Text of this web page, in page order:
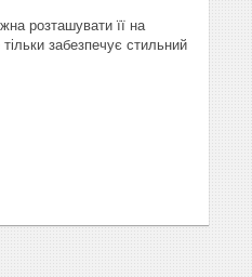
розташувати її на
забезпечує стильний